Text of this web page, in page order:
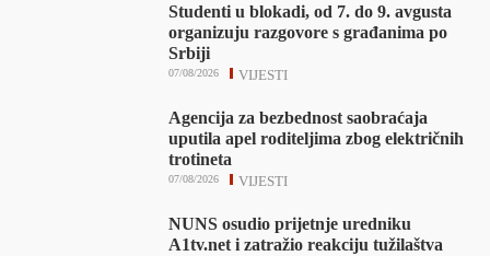
Studenti u blokadi, od 7. do 9. avgusta
organizuju razgovore s građanima po
Srbiji
VIJESTI
07/08/2026
Agencija za bezbednost saobraćaja
uputila apel roditeljima zbog električnih
trotineta
VIJESTI
07/08/2026
NUNS osudio prijetnje uredniku
A1tv.net i zatražio reakciju tužilaštva